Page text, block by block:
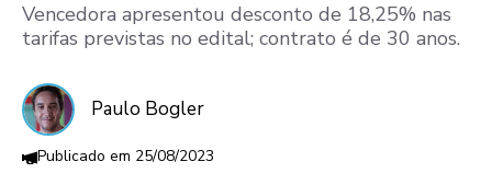
Vencedora apresentou desconto de 18,25% nas
tarifas previstas no edital; contrato é de 30 anos.
Paulo Bogler
25/08/2023